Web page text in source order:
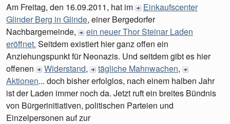
Am Freitag, den 16.09.2011, hat im
Einkaufscenter
Glinder Berg in Glinde, einer Bergedorfer
Nachbargemeinde,
ein neuer Thor Steinar Laden
eröffnet. Seitdem existiert hier ganz offen ein
Anziehungspunkt für Neonazis. Und seitdem gibt es hier
offenen
Widerstand, tägliche Mahnwachen,
Aktionen... doch bisher erfolglos, nach einem halben Jahr
ist der Laden immer noch da. Jetzt ruft ein breites Bündnis
von Bürgerinitiativen, politischen Parteien und
Einzelpersonen auf zur